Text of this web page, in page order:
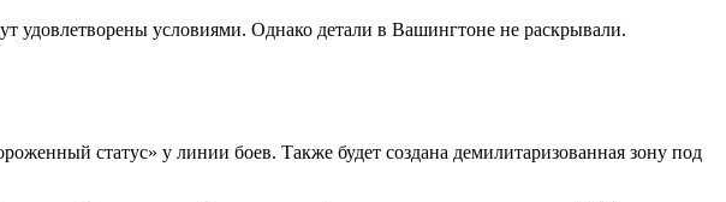
удовлетворены условиями. Однако детали в Вашингтоне не раскрывали.
статус» у линии боев. Также будет создана демилитаризованная зону под